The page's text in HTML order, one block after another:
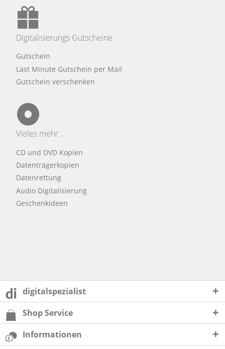
Digitalisierungs Gutscheine
Gutschein
Last Minute Gutschein per Mail
Gutschein verschenken
Vieles mehr ...
CD und DVD Kopien
Datenträgerkopien
Datenrettung
Audio Digitalisierung
Geschenkideen
digitalspezialist
Shop Service
Informationen